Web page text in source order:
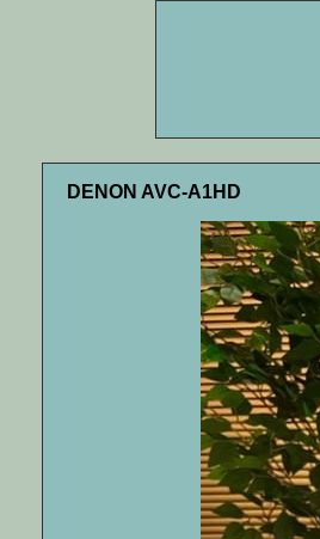
DENON AVC-A1HD